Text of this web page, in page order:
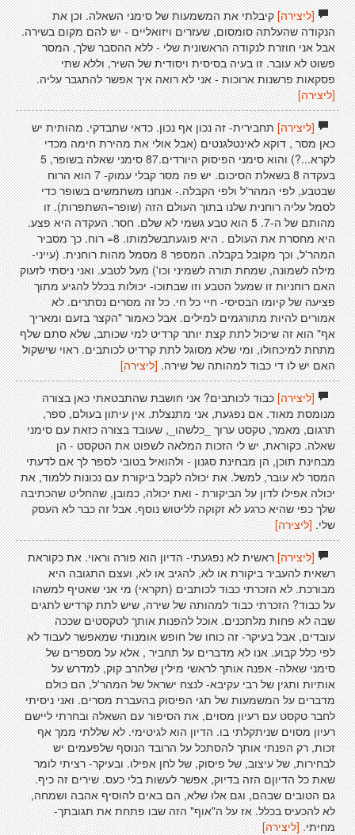
[ליצירה]קיבלתי את המשמעות של סימני השאלה. וכן את
הנקודה שהעלתה סומסום, שעזרים ויזואליים - יש להם מקום בשירה.
אבל אני חוזרת לנקודה הראשונית שלי - ללא ההסבר שלך, המסר
פשוט לא עובר. זו בעיה בסיסית ויסודית של השיר, וללא שתי
פסקאות פרשנות ארוכות - אני לא רואה איך אפשר להתגבר עליה.
[ליצירה]
[ליצירה]תחבירית- זה נכון אף נכון. כדאי שתבדקי. מהותית יש
כאן מסר , דוקא לאינטלגנטים (אבל אולי את מהירת חימה מכדי
לקרא...?) והוא סימני הפיסוק היורדים.87 סימני שאלה בשופר, 5
בעקדה 8 בשאלת הסיכום. יש פה מסר קבלי עמוק- 7 הוא הרוח
שבטבע, לפי המהר'ל ולפי הקבלה.- אנחנו משתמשים בשופר כדי
לסמל עליה רוחנית שלנו בתוך העולם הזה (שופר=השתפרות). זו
מהותם של ה-7. 5 הוא טבע גשמי לא שלם. חסר. העקדה היא פצע.
היא מחסרת את העולם . היא פוגעתבשלמותו. 8= רוח. כך מסביר
המהר'ל, וכך מקובל בקבלה. המספר 8 מסמל מהות רוחנית. (עייני-
מילה לשמונה, שמחת תורה לשמיני וכו') מעל לטבע. ואני ניסתי לזעוק
האם רוחניות זו שמעל הטבע וזו שבתוכו- יכולות בכלל להגיע מתוך
פציעה של קיומו הבסיסי- חיי כל חי. כל זה מסרים נסתרים. לא
אמורים להיות מתורגמים למילים. אבל כאמור "הקצר בזעם ומאריך
אף" הוא זה שיכול לתת קצת יותר קרדיט למי שכותב, שלא סתם שלף
מתחת למיכחולו, ומי שלא מסוגל לתת קרדיט לכותבים. ראוי שישקול
האם יש לו די כבוד למהותה של שירה. [ליצירה]
[ליצירה]כבוד לכותבים? אני חושבת שהתבטאתי כאן בצורה
מנומסת מאוד. אם נפגעת, אני מתנצלת. אין עיתון בעולם, ספר,
תרגום, מאמר, טקסט ערוך _כלשהו_, שעובד בצורה כזאת עם סימני
שאלה. כקוראת, יש לי הזכות המלאה לשפוט את הטקסט - הן
מבחינת תוכן, הן מבחינת סגנון - ולהואיל בטובי לספר לך אם לדעתי
המסר לא עובר, למשל. את יכולה לקבל ביקורת עם נכונות ללמוד, את
יכולה אפילו לדון על הביקורת - ואת יכולה, כמובן, שהחליט שהכתיבה
שלך כפי שהיא כרגע לא זקוקה לליטוש נוסף. אבל זה כבר לא העסק
שלי. [ליצירה]
[ליצירה]ראשית לא נפגעתי- הדיון הוא פורה וראוי. את כקוראת
רשאית להעביר ביקורת או לא, להגיב או לא, ועצם התגובה היא
מבורכת. לא הזכרתי כבוד לכותבים (תקראי) מי אני שאטיף למשהו
על כבוד? הזכרתי כבוד למהותה של שירה, שיש לתת קרדיש לתגים
שבה לא פחות מלתכנים. אוכל להפנות אותך לטקסטים שככה
עובדים, אבל בעיקר- זה כוחו של חופש אומנותי שמאפשר לעבוד לא
לפי כלל קבוע. אנו לא מדברים על תחביר , אלא על מספרים של
סימני שאלה- אפנה אותך לראשי מילין שלהרב קוק, למדרש על
אותיות ותגין של רבי עקיבא- לנצח ישראל של המהר'ל, הם כולם
מדברים על המשמעות של תגי הפיסוק בהעברת מסרים. ואני ניסיתי
לחבר טקסט עם רעיון מסוים, את הסיפור עם השאלה ובחרתי ליישם
רעיון מסוים שניתקלתי בו. הדיון הוא לגיטימי. לא שללתי ממך אף
זכות, רק הפנתי אותך להסתכל על הרובד הנוסף שלפעמים יש
לבחירות, של עיצוב, של פיסוק, של לחן אפילו. ובעיקר- רציתי לומר
שאת כל הדיוןם הזה בדיוק, אפשר לעשות בלי כעס. שירים זה כיף.
גם הטובים שבהם, וגם אלו שלא, הם באים להוסיף אהבה ושמחה,
לא להכעיס בכלל. אז על ה"אוף" הזה שבו פתחת את תגובתך-
מחיתי.[ליצירה]